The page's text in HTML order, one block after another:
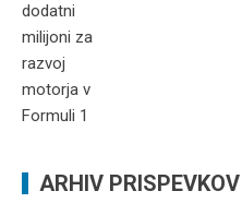
ARHIV PRISPEVKOV